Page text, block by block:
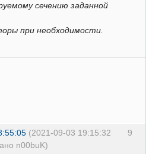
сечению заданной
при необходимости.
9
(2021-09-03 19:15:32
n00buK)